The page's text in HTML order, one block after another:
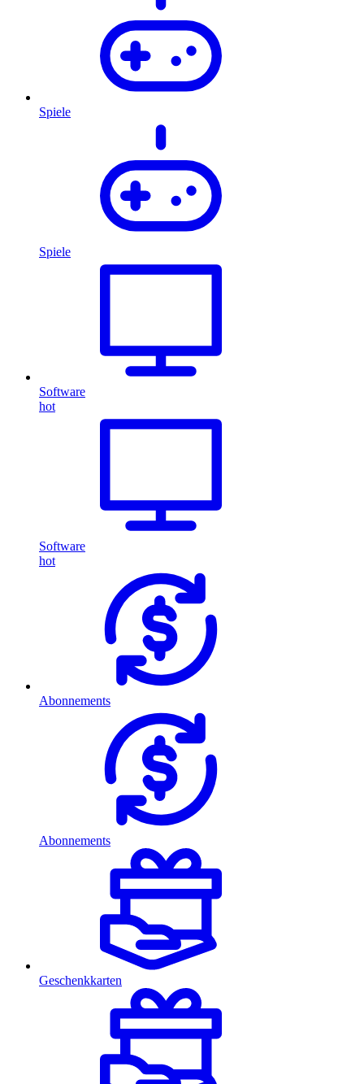
Spiele
Spiele
Software
hot
Software
hot
Abonnements
Abonnements
Geschenkkarten